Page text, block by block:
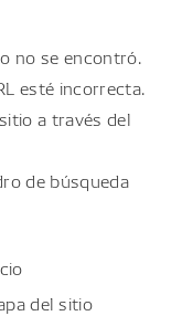
no se encontró.
esté incorrecta.
a través del
de búsqueda
del sitio